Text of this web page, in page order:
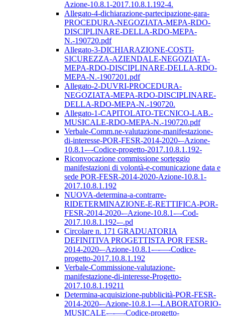
Azione-10.8.1-2017.10.8.1.192-4.
Allegato-4-dichiarazione-partecipazione-gara-
PROCEDURA-NEGOZIATA-MEPA-RDO-
DISCIPLINARE-DELLA-RDO-MEPA-
N.-190720.pdf
Allegato-3-DICHIARAZIONE-COSTI-
SICUREZZA-AZIENDALE-NEGOZIATA-
MEPA-RDO-DISCIPLINARE-DELLA-RDO-
MEPA-N.-1907201.pdf
Allegato-2-DUVRI-PROCEDURA-
NEGOZIATA-MEPA-RDO-DISCIPLINARE-
DELLA-RDO-MEPA-N.-190720.
Allegato-1-CAPITOLATO-TECNICO-LAB.-
MUSICALE-RDO-MEPA-N.-190720.pdf
Verbale-Comm.ne-valutazione-manifestazione-
di-interesse-POR-FESR-2014-2020-–Azione-
10.8.1-–-Codice-progetto-2017.10.8.1.192-
Riconvocazione commissione sorteggio
manifestazioni di volontà-e-comunicazione data e
sede POR-FESR-2014-2020-Azione-10.8.1-
2017.10.8.1.192
NUOVA-determina-a-contrarre-
RIDETERMINAZIONE-E-RETTIFICA-POR-
FESR-2014-2020-–Azione-10.8.1-–-Cod-
2017.10.8.1.192-–.pd
Circolare n. 171 GRADUATORIA
DEFINITIVA PROGETTISTA POR FESR-
2014-2020-–Azione-10.8.1-–-––-Codice-
progetto-2017.10.8.1.192
Verbale-Commissione-valutazione-
manifestazione-di-interesse-Progetto-
2017.10.8.1.19211
Determina-acquisizione-pubblicità-POR-FESR-
2014-2020-–Azione-10.8.1-–-LABORATORIO-
MUSICALE-–-––-Codice-progetto-